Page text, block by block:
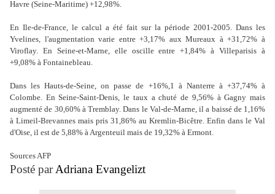
Havre (Seine-Maritime) +12,98%.
En Ile-de-France, le calcul a été fait sur la période 2001-2005. Dans les
Yvelines, l'augmentation varie entre +3,17% aux Mureaux à +31,72% à
Viroflay. En Seine-et-Marne, elle oscille entre +1,84% à Villeparisis à
+9,08% à Fontainebleau.
Dans les Hauts-de-Seine, on passe de +16%,1 à Nanterre à +37,74% à
Colombe. En Seine-Saint-Denis, le taux a chuté de 9,56% à Gagny mais
augmenté de 30,60% à Tremblay. Dans le Val-de-Marne, il a baissé de 1,16%
à Limeil-Brevannes mais pris 31,86% au Kremlin-Bicêtre. Enfin dans le Val
d'Oise, il est de 5,88% à Argenteuil mais de 19,32% à Ermont.
Sources AFP
Posté parAdriana Evangelizt